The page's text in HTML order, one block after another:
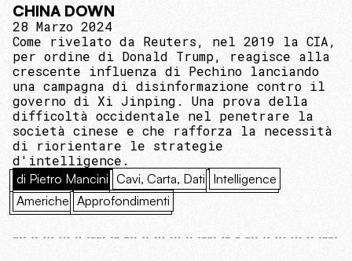
CHINA DOWN
28 Marzo 2024
Come rivelato da Reuters, nel 2019 la CIA,
per ordine di Donald Trump, reagisce alla
crescente influenza di Pechino lanciando
una campagna di disinformazione contro il
governo di Xi Jinping. Una prova della
difficoltà occidentale nel penetrare la
società cinese e che rafforza la necessità
di riorientare le strategie
d'intelligence.
di Pietro Mancini Cavi, Carta, Dati Intelligence
Americhe Approfondimenti